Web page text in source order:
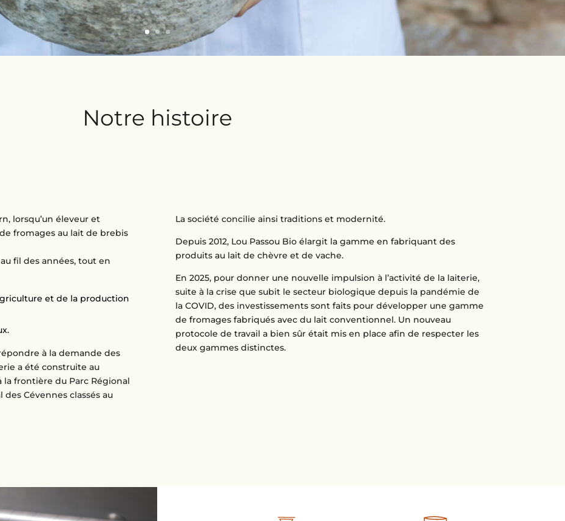
Notre histoire
lorsqu’un éleveur et
fromages au lait de brebis
fil des années, tout en
et de la production
à la demande des
a été construite au
la frontière du Parc Régional
des Cévennes classés au
La société concilie ainsi traditions et modernité.
Depuis 2012, Lou Passou Bio élargit la gamme en fabriquant des
produits au lait de chèvre et de vache.
En 2025, pour donner une nouvelle impulsion à l’activité de la laiterie,
suite à la crise que subit le secteur biologique depuis la pandémie de
la COVID, des investissements sont faits pour développer une gamme
de fromages fabriqués avec du lait conventionnel. Un nouveau
protocole de travail a bien sûr était mis en place afin de respecter les
deux gammes distinctes.